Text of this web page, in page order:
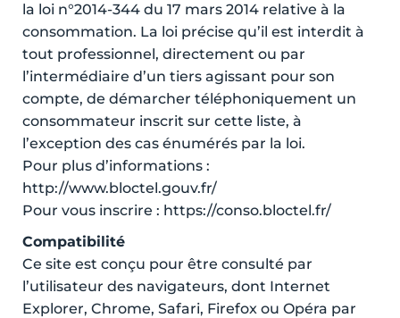
la loi n°2014-344 du 17 mars 2014 relative à la
consommation. La loi précise qu’il est interdit à
tout professionnel, directement ou par
l’intermédiaire d’un tiers agissant pour son
compte, de démarcher téléphoniquement un
consommateur inscrit sur cette liste, à
l’exception des cas énumérés par la loi.
Pour plus d’informations :
http://www.bloctel.gouv.fr/
Pour vous inscrire : https://conso.bloctel.fr/
Compatibilité
Ce site est conçu pour être consulté par
l’utilisateur des navigateurs, dont Internet
Explorer, Chrome, Safari, Firefox ou Opéra par